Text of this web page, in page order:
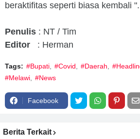
beraktifitas seperti biasa kembali
Penulis : NT / Tim
Editor : Herman
Tags: #Bupati #Covid #Daerah
#Melawi
#News
Facebook
Berita Terkait